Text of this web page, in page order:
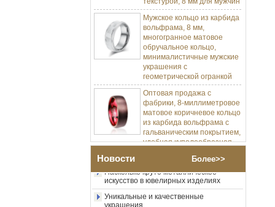
Мужское кольцо из карбида
вольфрама, 8 мм,
многогранное матовое
обручальное кольцо,
минималистичные мужские
украшения с
геометрической огранкой
Оптовая продажа с
фабрики, 8-миллиметровое
матовое коричневое кольцо
из карбида вольфрама с
гальваническим покрытием,
удобная куполообразная
форма, глянцевое красное
кольцо с внутренней
стенкой, индивидуальная
внутренняя лазерная
Оптовая продажа с
Новости Более>>
Изготовление ювелирных изделий
Процесс-пресс-форма Изготовление и
литье
Позвольте мне разработать мою
карбидное кольцо вольфрама.
Насколько круто металлическое
искусство в ювелирных изделиях
Уникальные и качественные
украшения